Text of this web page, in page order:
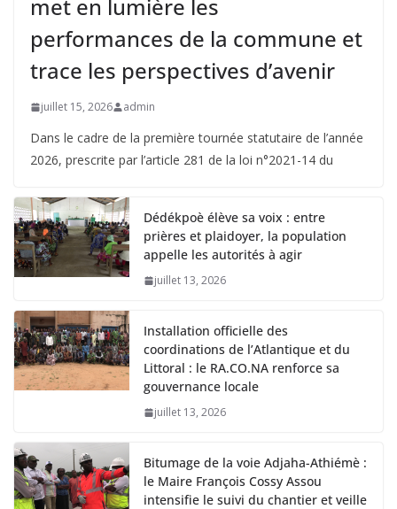
met en lumière les
performances de la commune et
trace les perspectives d’avenir
juillet 15, 2026 admin
Dans le cadre de la première tournée statutaire de l’année
2026, prescrite par l’article 281 de la loi n°2021-14 du
Dédékpoè élève sa voix : entre
prières et plaidoyer, la population
appelle les autorités à agir
juillet 13, 2026
Installation officielle des
coordinations de l’Atlantique et du
Littoral : le RA.CO.NA renforce sa
gouvernance locale
juillet 13, 2026
Bitumage de la voie Adjaha-Athiémè :
le Maire François Cossy Assou
intensifie le suivi du chantier et veille